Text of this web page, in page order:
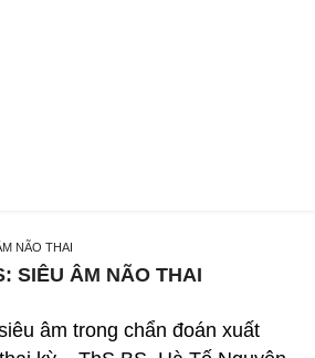
NÃO THAI
SIÊU ÂM NÃO THAI
âm trong chẩn đoán xuất